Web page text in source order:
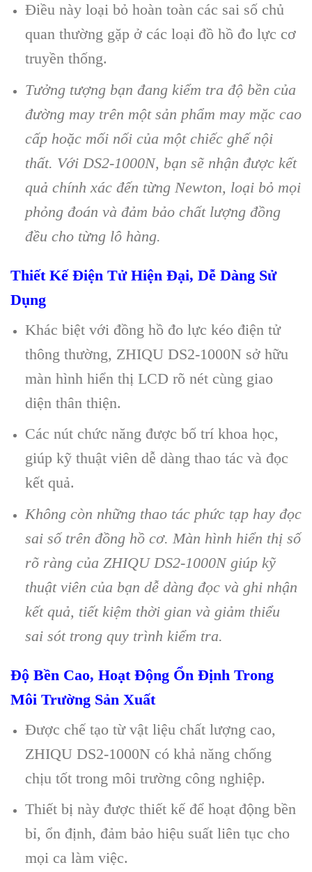
Điều này loại bỏ hoàn toàn các sai số chủ
quan thường gặp ở các loại đồ hồ đo lực cơ
truyền thống.
Tưởng tượng bạn đang kiểm tra độ bền của
đường may trên một sản phẩm may mặc cao
cấp hoặc mối nối của một chiếc ghế nội
thất. Với DS2-1000N, bạn sẽ nhận được kết
quả chính xác đến từng Newton, loại bỏ mọi
phỏng đoán và đảm bảo chất lượng đồng
đều cho từng lô hàng.
Thiết Kế Điện Tử Hiện Đại, Dễ Dàng Sử
Dụng
Khác biệt với đồng hồ đo lực kéo điện tử
thông thường, ZHIQU DS2-1000N sở hữu
màn hình hiển thị LCD rõ nét cùng giao
diện thân thiện.
Các nút chức năng được bố trí khoa học,
giúp kỹ thuật viên dễ dàng thao tác và đọc
kết quả.
Không còn những thao tác phức tạp hay đọc
sai số trên đồng hồ cơ. Màn hình hiển thị số
rõ ràng của ZHIQU DS2-1000N giúp kỹ
thuật viên của bạn dễ dàng đọc và ghi nhận
kết quả, tiết kiệm thời gian và giảm thiểu
sai sót trong quy trình kiểm tra.
Độ Bền Cao, Hoạt Động Ổn Định Trong
Môi Trường Sản Xuất
Được chế tạo từ vật liệu chất lượng cao,
ZHIQU DS2-1000N có khả năng chống
chịu tốt trong môi trường công nghiệp.
Thiết bị này được thiết kế để hoạt động bền
bỉ, ổn định, đảm bảo hiệu suất liên tục cho
mọi ca làm việc.